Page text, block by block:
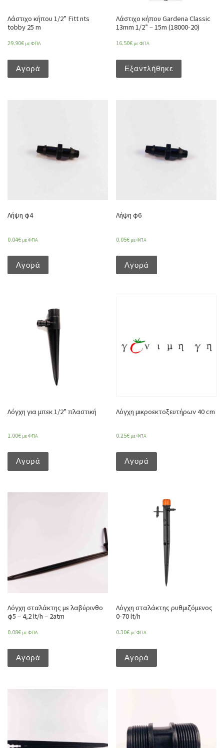
Λάστιχο κήπου 1/2” Fitt nts
tobby 25 m
29.90€ με ΦΠΑ
Αγορά
Λάστιχο κήπου Gardena Classic
13mm 1/2” – 15m (18000-20)
16.50€ με ΦΠΑ
Εξαντλήθηκε
Λήψη φ4
0.04€ με ΦΠΑ
Αγορά
Λήψη φ6
0.05€ με ΦΠΑ
Αγορά
Λόγχη για μπεκ 1/2” πλαστική
1.00€ με ΦΠΑ
Αγορά
Λόγχη μικροεκτοξευτήρων 40 cm
0.25€ με ΦΠΑ
Αγορά
Λόγχη σταλάκτης με λαβύρινθο
φ5 – 4,2 lt/h – 2atm
0.08€ με ΦΠΑ
Αγορά
Λόγχη σταλάκτης ρυθμιζόμενος
0-70 lt/h
0.30€ με ΦΠΑ
Αγορά